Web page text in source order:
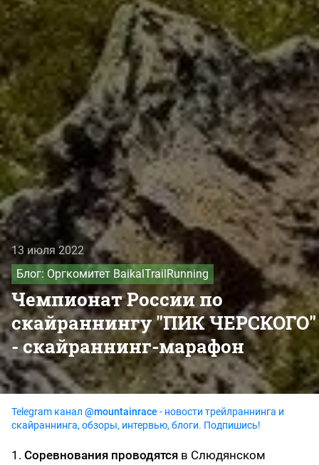
13 июля 2022
Блог: Оргкомитет BaikalTrailRunning
Чемпионат России по
скайраннингу "ПИК ЧЕРСКОГО"
- скайраннинг-марафон
Telegram канал @mountainrace - новости трейлраннинга и
скайраннинга, обзоры, интервью, блоги. Подпишись!
1. Соревнования проводятся в Слюдянском